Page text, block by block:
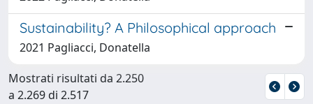
Sustainability? A Philosophical approach
2021 Pagliacci, Donatella
Mostrati risultati da 2.250
a 2.269 di 2.517